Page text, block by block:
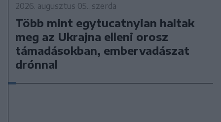
2026. augusztus 05., szerda
Több mint egytucatnyian haltak
meg az Ukrajna elleni orosz
támadásokban, embervadászat
drónnal